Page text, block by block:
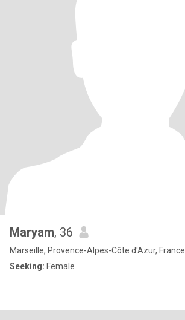
Maryam, 36
Marseille, Provence-Alpes-Côte d'Azur, France
Seeking: Female